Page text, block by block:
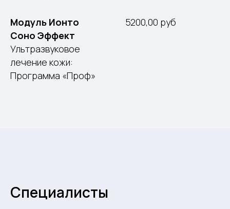
Модуль Ионто
Соно Эффект
Ультразвуковое
лечение кожи:
Программа «Проф»
5200,00 руб
Специалисты